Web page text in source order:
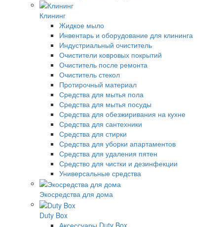
Клининг
Жидкое мыло
Инвентарь и оборудование для клининга
Индустриальный очиститель
Очистители ковровых покрытий
Очиститель после ремонта
Очиститель стекол
Протирочный материал
Средства для мытья пола
Средства для мытья посуды
Средства для обезжиривания на кухне
Средства для сантехники
Средства для стирки
Средства для уборки апартаментов
Средства для удаления пятен
Средство для чистки и дезинфекции
Универсальные средства
Экосредства для дома
Duty Box
Аксессуары Duty Box